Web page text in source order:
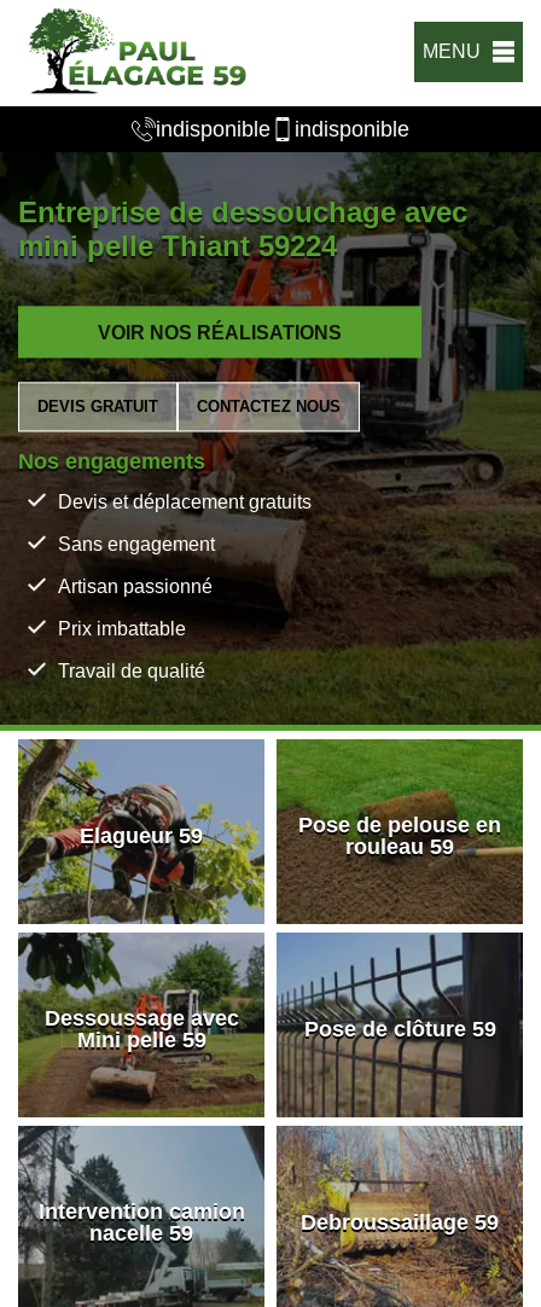
MENU
indisponible indisponible
Entreprise de dessouchage avec
mini pelle Thiant 59224
VOIR NOS RÉALISATIONS
DEVIS GRATUIT CONTACTEZ NOUS
Nos engagements
Devis et déplacement gratuits
Sans engagement
Artisan passionné
Prix imbattable
Travail de qualité
Elagueur 59
Pose de pelouse en
rouleau 59
Dessoussage avec
Mini pelle 59
Pose de clôture 59
Intervention camion
nacelle 59
Debroussaillage 59